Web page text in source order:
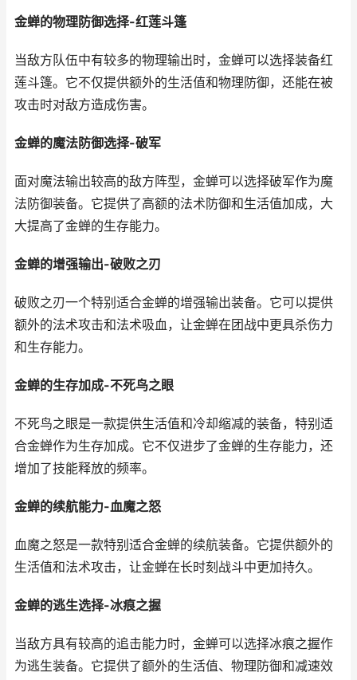
金蝉的物理防御选择-红莲斗篷
当敌方队伍中有较多的物理输出时，金蝉可以选择装备红
莲斗篷。它不仅提供额外的生活值和物理防御，还能在被
攻击时对敌方造成伤害。
金蝉的魔法防御选择-破军
面对魔法输出较高的敌方阵型，金蝉可以选择破军作为魔
法防御装备。它提供了高额的法术防御和生活值加成，大
大提高了金蝉的生存能力。
金蝉的增强输出-破败之刃
破败之刃一个特别适合金蝉的增强输出装备。它可以提供
额外的法术攻击和法术吸血，让金蝉在团战中更具杀伤力
和生存能力。
金蝉的生存加成-不死鸟之眼
不死鸟之眼是一款提供生活值和冷却缩减的装备，特别适
合金蝉作为生存加成。它不仅进步了金蝉的生存能力，还
增加了技能释放的频率。
金蝉的续航能力-血魔之怒
血魔之怒是一款特别适合金蝉的续航装备。它提供额外的
生活值和法术攻击，让金蝉在长时刻战斗中更加持久。
金蝉的逃生选择-冰痕之握
当敌方具有较高的追击能力时，金蝉可以选择冰痕之握作
为逃生装备。它提供了额外的生活值、物理防御和减速效